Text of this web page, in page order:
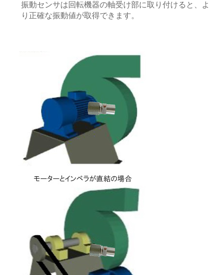
振動センサは回転機器の軸受け部に取り付けると、よ
り正確な振動値が取得できます。